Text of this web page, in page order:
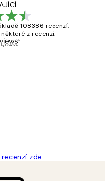
108386 recenzí.
z recenzí.
zde